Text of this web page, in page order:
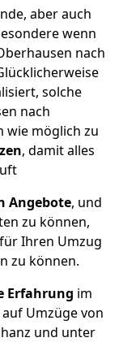
aber auch
wenn
nach
solche
nach
wie möglich zu
, damit alles
Angebote, und
zu können,
Ihren Umzug
zu können.
Erfahrung im
Umzüge von
und unter